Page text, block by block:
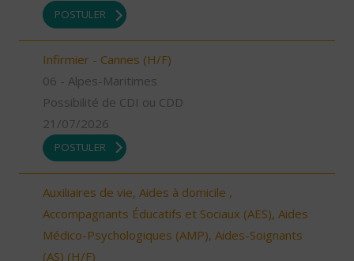
POSTULER
Infirmier - Cannes (H/F)
06 - Alpes-Maritimes
Possibilité de CDI ou CDD
21/07/2026
POSTULER
Auxiliaires de vie, Aides à domicile ,
Accompagnants Éducatifs et Sociaux (AES), Aides
Médico-Psychologiques (AMP), Aides-Soignants
(AS) (H/F)